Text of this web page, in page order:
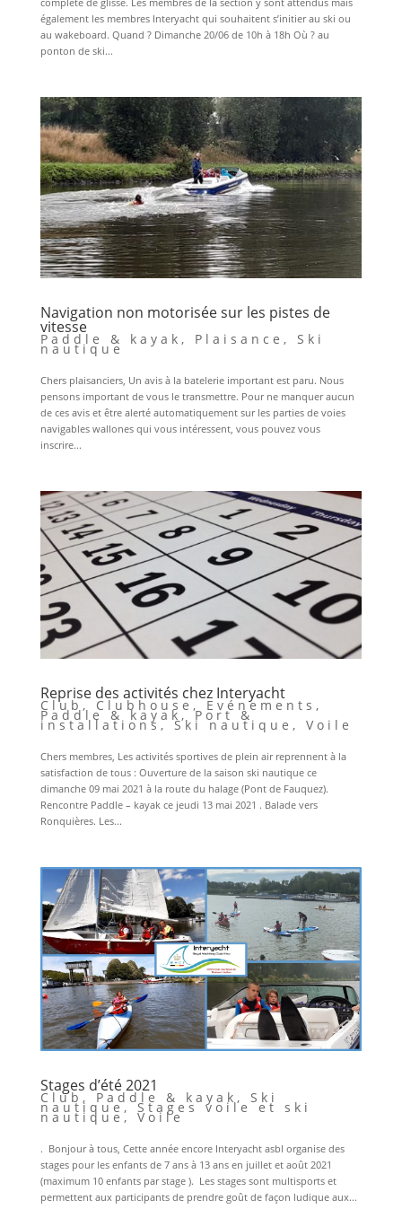
également les membres Interyacht qui souhaitent s’initier au ski ou
au wakeboard. Quand ? Dimanche 20/06 de 10h à 18h Où ? au
ponton de ski...
Navigation non motorisée sur les pistes de
vitesse
Paddle & kayak , Plaisance , Ski
nautique
Chers plaisanciers, Un avis à la batelerie important est paru. Nous
pensons important de vous le transmettre. Pour ne manquer aucun
de ces avis et être alerté automatiquement sur les parties de voies
navigables wallones qui vous intéressent, vous pouvez vous
inscrire...
Reprise des activités chez Interyacht
Club , Clubhouse , Evénements ,
Paddle & kayak ,Port &
installations ,Ski nautique , Voile
Chers membres, Les activités sportives de plein air reprennent à la
satisfaction de tous : Ouverture de la saison ski nautique ce
dimanche 09 mai 2021 à la route du halage (Pont de Fauquez).
Rencontre Paddle – kayak ce jeudi 13 mai 2021 . Balade vers
Ronquières. Les...
Stages d’été 2021
Club , Paddle & kayak , Ski
nautique,Stages voile et ski
nautique , Voile
. Bonjour à tous, Cette année encore Interyacht asbl organise des
stages pour les enfants de 7 ans à 13 ans en juillet et août 2021
(maximum 10 enfants par stage ). Les stages sont multisports et
permettent aux participants de prendre goût de façon ludique aux...